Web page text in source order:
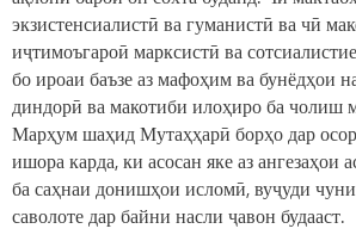
экзистенсиалистӣ ва гуманистӣ ва чӣ
иҷтимоъгароӣ марксистӣ ва
бо ироаи баъзе аз мафоҳим ва бунёдҳои
диндорӣ ва макотиби илоҳиро ба чолиш
Марҳум шаҳид Мутаҳҳарӣ борҳо дар
ишора карда, ки асосан яке аз ангезаҳои
ба саҳнаи донишҳои исломӣ, вуҷуди
саволоте дар байни насли ҷавон будааст.